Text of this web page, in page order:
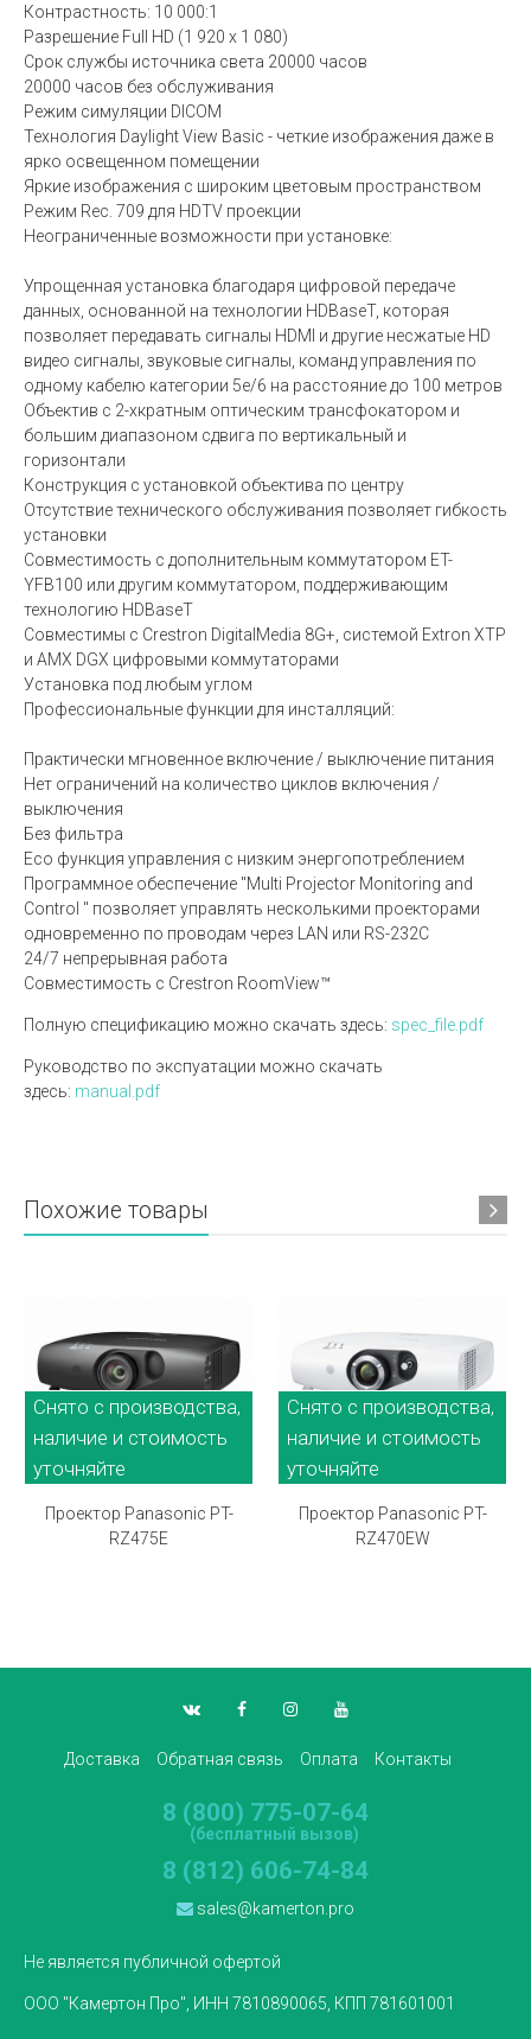
Контрастность: 10 000:1
Разрешение Full HD (1 920 х 1 080)
Срок службы источника света 20000 часов
20000 часов без обслуживания
Режим симуляции DICOM
Технология Daylight View Basic - четкие изображения даже в
ярко освещенном помещении
Яркие изображения с широким цветовым пространством
Режим Rec. 709 для HDTV проекции
Неограниченные возможности при установке:
Упрощенная установка благодаря цифровой передаче
данных, основанной на технологии HDBaseT, которая
позволяет передавать сигналы HDMI и другие несжатые HD
видео сигналы, звуковые сигналы, команд управления по
одному кабелю категории 5e/6 на расстояние до 100 метров
Объектив с 2-xкратным оптическим трансфокатором и
большим диапазоном сдвига по вертикальный и
горизонтали
Конструкция с установкой объектива по центру
Отсутствие технического обслуживания позволяет гибкость
установки
Совместимость с дополнительным коммутатором ET-
YFB100 или другим коммутатором, поддерживающим
технологию HDBaseT
Совместимы с Crestron DigitalMedia 8G+, системой Extron XTP
и AMX DGX цифровыми коммутаторами
Установка под любым углом
Профессиональные функции для инсталляций:
Практически мгновенное включение / выключение питания
Нет ограничений на количество циклов включения /
выключения
Без фильтра
Eco функция управления с низким энергопотреблением
Программное обеспечение "Multi Projector Monitoring and
Control " позволяет управлять несколькими проекторами
одновременно по проводам через LAN или RS-232C
24/7 непрерывная работа
Совместимость с Crestron RoomView™
Полную спецификацию можно скачать здесь: spec_file.pdf
Руководство по экспуатации можно скачать
здесь: manual.pdf
Похожие товары
Снято с производства,
наличие и стоимость
уточняйте
Проектор Panasonic PT-
RZ475E
Снято с производства,
наличие и стоимость
уточняйте
Проектор Panasonic PT-
RZ470EW
Доставка Обратная связь Оплата Контакты
8 (800) 775-07-64
(бесплатный вызов)
8 (812) 606-74-84
sales@kamerton.pro
Не является публичной офертой
ООО "Камертон Про", ИНН 7810890065, КПП 781601001